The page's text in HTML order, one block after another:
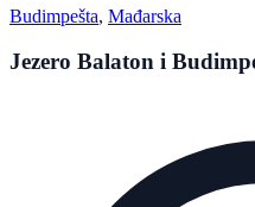
Budimpešta, Mađarska
Jezero Balaton i